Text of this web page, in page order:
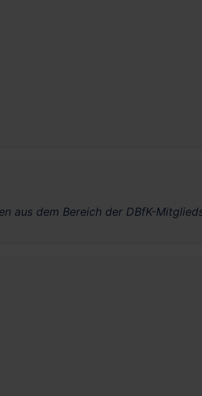
aus dem Bereich der DBfK-